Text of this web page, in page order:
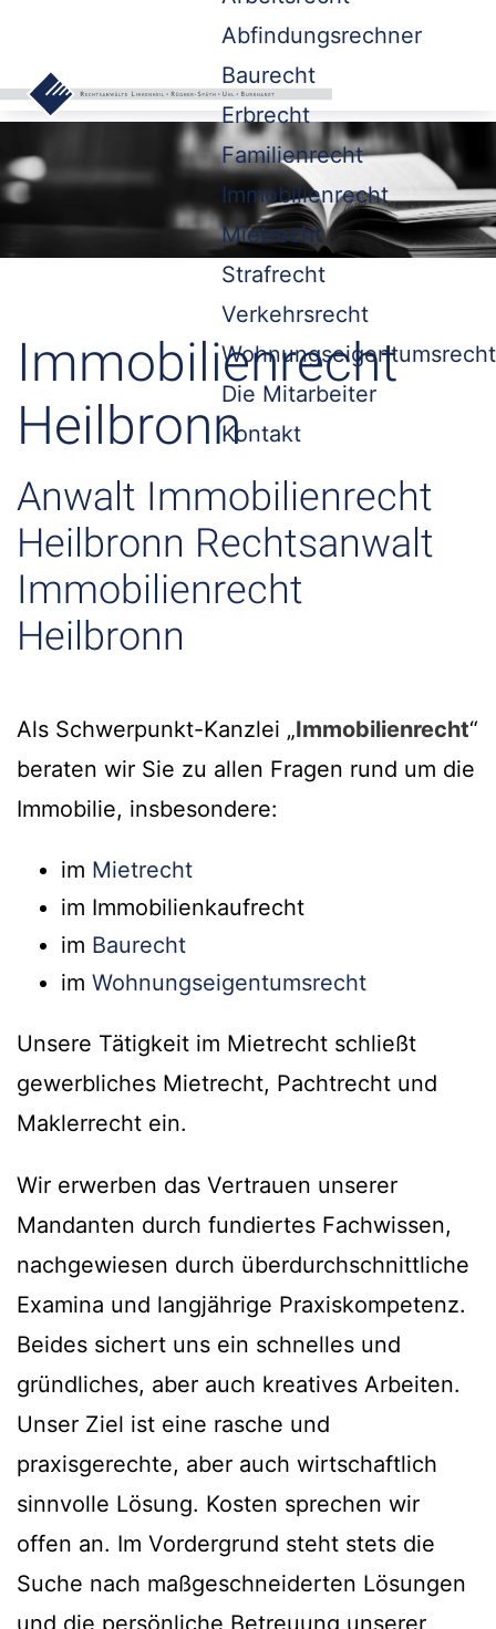
Abfindungsrechner
Baurecht
Erbrecht
Familienrecht
Immobilienrecht
Mietrecht
Strafrecht
Verkehrsrecht
Wohnungseigentumsrecht
Die Mitarbeiter
Kontakt
Immobilienrecht
Heilbronn
Anwalt Immobilienrecht
Heilbronn Rechtsanwalt
Immobilienrecht
Heilbronn
Als Schwerpunkt-Kanzlei „Immobilienrecht“
beraten wir Sie zu allen Fragen rund um die
Immobilie, insbesondere:
im Mietrecht
im Immobilienkaufrecht
im Baurecht
im Wohnungseigentumsrecht
Unsere Tätigkeit im Mietrecht schließt
gewerbliches Mietrecht, Pachtrecht und
Maklerrecht ein.
Wir erwerben das Vertrauen unserer
Mandanten durch fundiertes Fachwissen,
nachgewiesen durch überdurchschnittliche
Examina und langjährige Praxiskompetenz.
Beides sichert uns ein schnelles und
gründliches, aber auch kreatives Arbeiten.
Unser Ziel ist eine rasche und
praxisgerechte, aber auch wirtschaftlich
sinnvolle Lösung. Kosten sprechen wir
offen an. Im Vordergrund steht stets die
Suche nach maßgeschneiderten Lösungen
und die persönliche Betreuung unserer